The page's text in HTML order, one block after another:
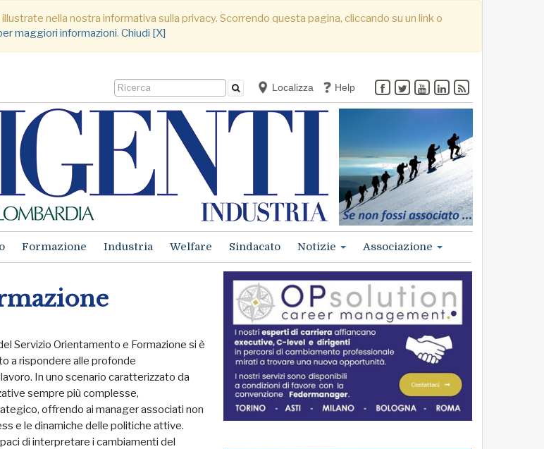
nella nostra informativa sulla privacy. Scorrendo questa pagina, cliccando su un link o
maggiori informazioni. Chiudi [X]
Localizza Help
Formazione Industria Welfare Sindacato Notizie Associazione
Servizio Orientamento e Formazione si è
a rispondere alle profonde
In uno scenario caratterizzato da
sempre più complesse,
offrendo ai manager associati non
e le dinamiche delle politiche attive.
di interpretare i cambiamenti del